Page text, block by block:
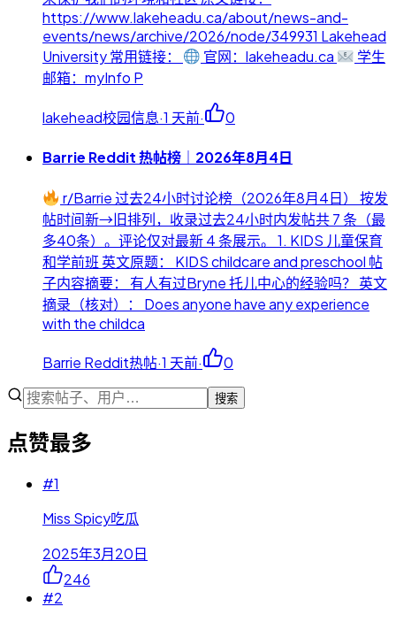
https://www.lakeheadu.ca/about/news-and-
events/news/archive/2026/node/349931 Lakehead
University 常用链接：
官网：lakeheadu.ca
学生
邮箱：myInfo P
lakehead校园信息·1 天前· 0
Barrie Reddit 热帖榜｜2026年8月4日
r/Barrie 过去24小时讨论榜（2026年8月4日） 按发
帖时间新→旧排列，收录过去24小时内发帖共 7 条（最
多40条）。评论仅对最新 4 条展示。 1. KIDS 儿童保育
和学前班 英文原题： KIDS childcare and preschool 帖
子内容摘要： 有人有过Bryne 托儿中心的经验吗？ 英文
摘录（核对）： Does anyone have any experience
with the childca
Barrie Reddit热帖·1 天前· 0
搜索
点赞最多
#1
Miss Spicy吃瓜
2025年3月20日
246
#2